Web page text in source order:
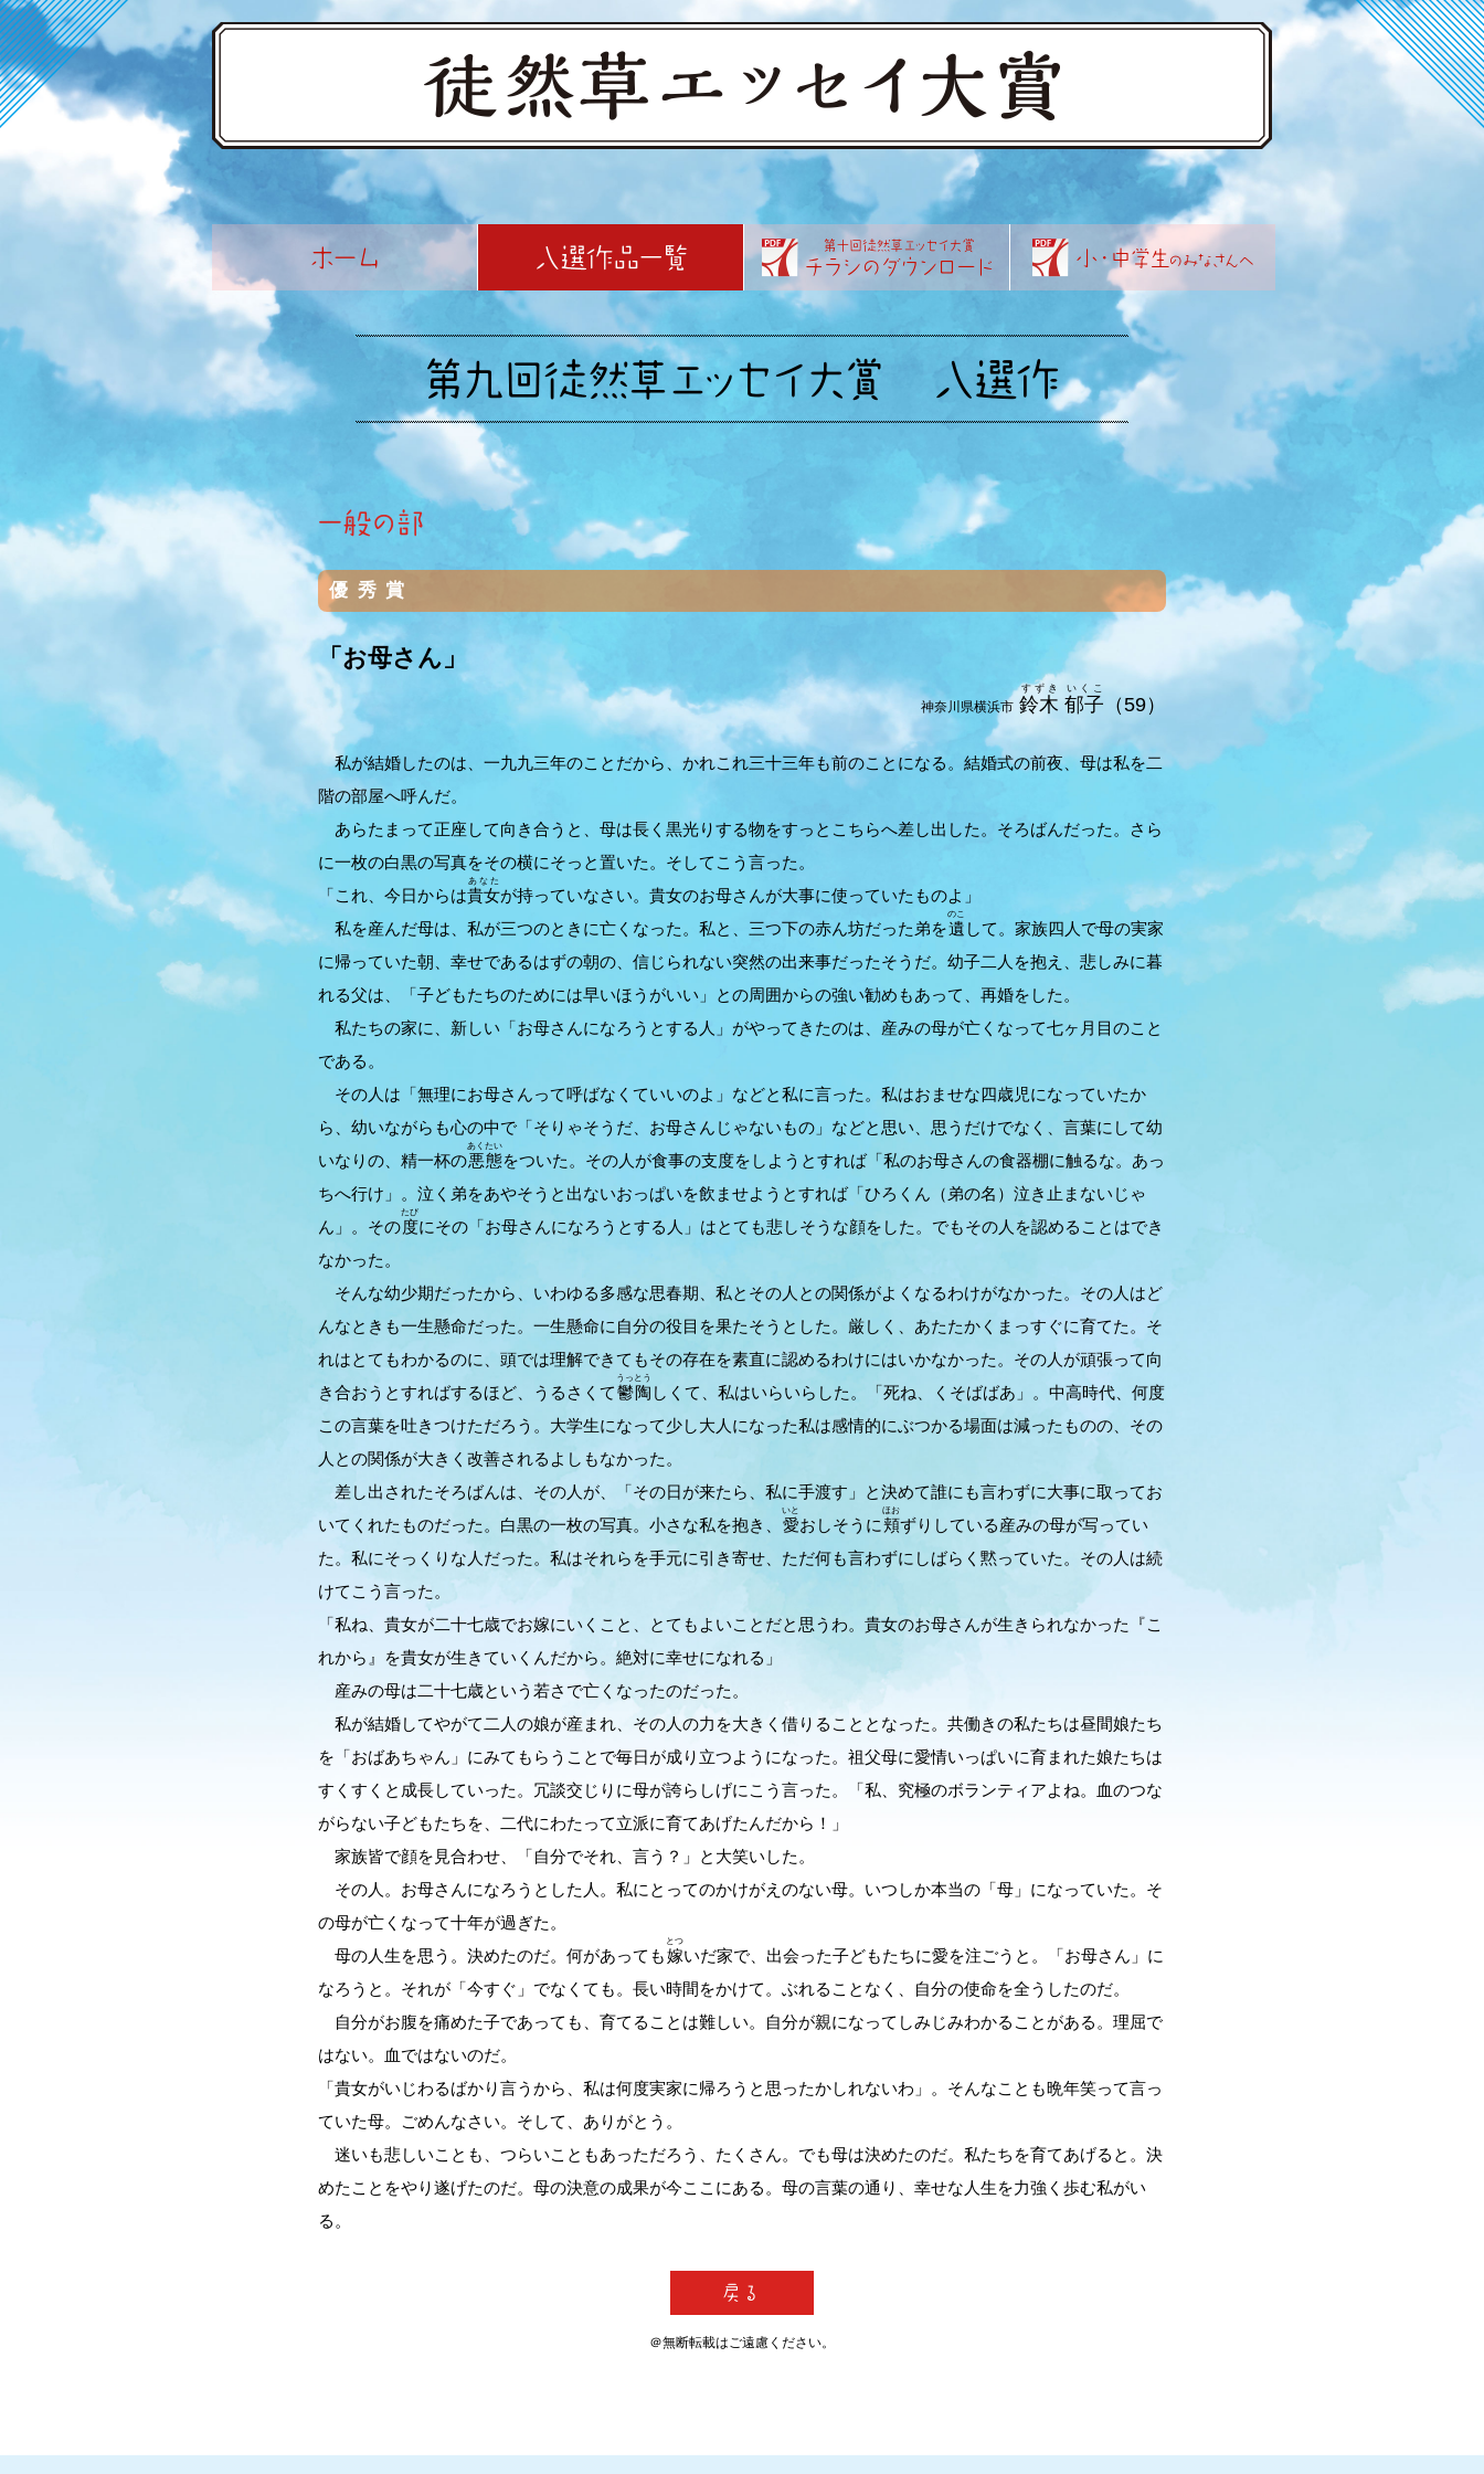
優秀賞
「お母さん」
神奈川県横浜市 鈴木
すずき
郁子
いくこ
（59）
私が結婚したのは、一九九三年のことだから、かれこれ三十三年も前のことになる。結婚式の前夜、母は私を二
階の部屋へ呼んだ。
あらたまって正座して向き合うと、母は長く黒光りする物をすっとこちらへ差し出した。そろばんだった。さら
に一枚の白黒の写真をその横にそっと置いた。そしてこう言った。
「これ、今日からは貴女
あなた
が持っていなさい。貴女のお母さんが大事に使っていたものよ」
私を産んだ母は、私が三つのときに亡くなった。私と、三つ下の赤ん坊だった弟を遺
のこ
して。家族四人で母の実家
に帰っていた朝、幸せであるはずの朝の、信じられない突然の出来事だったそうだ。幼子二人を抱え、悲しみに暮
れる父は、「子どもたちのためには早いほうがいい」との周囲からの強い勧めもあって、再婚をした。
私たちの家に、新しい「お母さんになろうとする人」がやってきたのは、産みの母が亡くなって七ヶ月目のこと
である。
その人は「無理にお母さんって呼ばなくていいのよ」などと私に言った。私はおませな四歳児になっていたか
ら、幼いながらも心の中で「そりゃそうだ、お母さんじゃないもの」などと思い、思うだけでなく、言葉にして幼
いなりの、精一杯の悪態
あくたい
をついた。その人が食事の支度をしようとすれば「私のお母さんの食器棚に触るな。あっ
ちへ行け」。泣く弟をあやそうと出ないおっぱいを飲ませようとすれば「ひろくん（弟の名）泣き止まないじゃ
ん」。その度
たび
にその「お母さんになろうとする人」はとても悲しそうな顔をした。でもその人を認めることはでき
なかった。
そんな幼少期だったから、いわゆる多感な思春期、私とその人との関係がよくなるわけがなかった。その人はど
んなときも一生懸命だった。一生懸命に自分の役目を果たそうとした。厳しく、あたたかくまっすぐに育てた。そ
れはとてもわかるのに、頭では理解できてもその存在を素直に認めるわけにはいかなかった。その人が頑張って向
き合おうとすればするほど、うるさくて鬱陶
うっとう
しくて、私はいらいらした。「死ね、くそばばあ」。中高時代、何度
この言葉を吐きつけただろう。大学生になって少し大人になった私は感情的にぶつかる場面は減ったものの、その
人との関係が大きく改善されるよしもなかった。
差し出されたそろばんは、その人が、「その日が来たら、私に手渡す」と決めて誰にも言わずに大事に取ってお
いてくれたものだった。白黒の一枚の写真。小さな私を抱き、 愛
いと
おしそうに頬
ほお
ずりしている産みの母が写ってい
た。私にそっくりな人だった。私はそれらを手元に引き寄せ、ただ何も言わずにしばらく黙っていた。その人は続
けてこう言った。
「私ね、貴女が二十七歳でお嫁にいくこと、とてもよいことだと思うわ。貴女のお母さんが生きられなかった『こ
れから』を貴女が生きていくんだから。絶対に幸せになれる」
産みの母は二十七歳という若さで亡くなったのだった。
私が結婚してやがて二人の娘が産まれ、その人の力を大きく借りることとなった。共働きの私たちは昼間娘たち
を「おばあちゃん」にみてもらうことで毎日が成り立つようになった。祖父母に愛情いっぱいに育まれた娘たちは
すくすくと成長していった。冗談交じりに母が誇らしげにこう言った。「私、究極のボランティアよね。血のつな
がらない子どもたちを、二代にわたって立派に育てあげたんだから！」
家族皆で顔を見合わせ、「自分でそれ、言う？」と大笑いした。
その人。お母さんになろうとした人。私にとってのかけがえのない母。いつしか本当の「母」になっていた。そ
の母が亡くなって十年が過ぎた。
母の人生を思う。決めたのだ。何があっても嫁
とつ
いだ家で、出会った子どもたちに愛を注ごうと。「お母さん」に
なろうと。それが「今すぐ」でなくても。長い時間をかけて。ぶれることなく、自分の使命を全うしたのだ。
自分がお腹を痛めた子であっても、育てることは難しい。自分が親になってしみじみわかることがある。理屈で
はない。血ではないのだ。
「貴女がいじわるばかり言うから、私は何度実家に帰ろうと思ったかしれないわ」。そんなことも晩年笑って言っ
ていた母。ごめんなさい。そして、ありがとう。
迷いも悲しいことも、つらいこともあっただろう、たくさん。でも母は決めたのだ。私たちを育てあげると。決
めたことをやり遂げたのだ。母の決意の成果が今ここにある。母の言葉の通り、幸せな人生を力強く歩む私がい
る。
＠無断転載はご遠慮ください。